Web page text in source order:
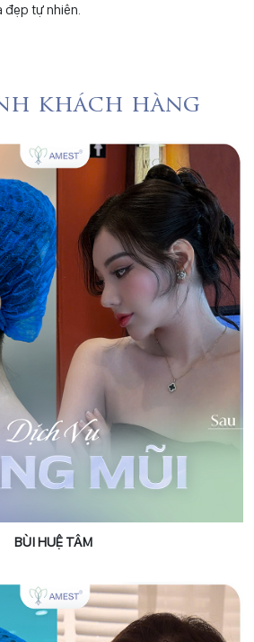
đẹp tự nhiên.
khách hàng
BÙI HUỆ TÂM